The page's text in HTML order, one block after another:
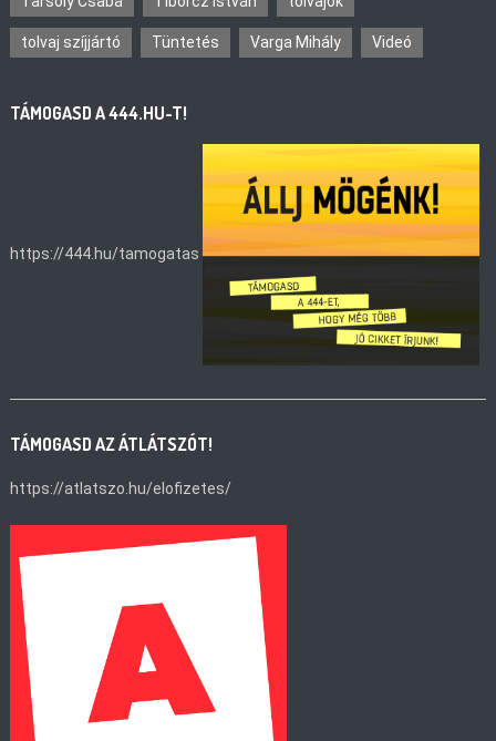
tolvaj szíjjártó Tüntetés Varga Mihály Videó
TÁMOGASD A 444.HU-T!
https://444.hu/tamogatas
TÁMOGASD AZ ÁTLÁTSZÓT!
https://atlatszo.hu/elofizetes/